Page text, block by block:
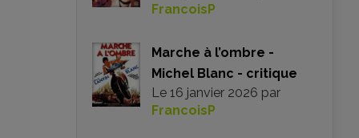
FrancoisP
Marche à l’ombre -
Michel Blanc - critique
Le 16 janvier 2026 par
FrancoisP